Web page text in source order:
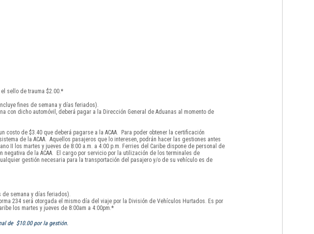
sello de trauma $2.00.*
fines de semana y días feriados).
con dicho automóvil, deberá pagar a la Dirección General de Aduanas al momento de
costo de $3.40 que deberá pagarse a la ACAA. Para poder obtener la certificación
de la ACAA. Aquellos pasajeros que lo interesen, podrán hacer las gestiones antes
II los martes y jueves de 8:00 a.m. a 4:00 p.m. Ferries del Caribe dispone de personal de
de la ACAA. El cargo por servicio por la utilización de los terminales de
gestión necesaria para la transportación del pasajero y/o de su vehículo es de
de semana y días feriados).
234 será otorgada el mismo día del viaje por la División de Vehículos Hurtados. Es por
los martes y jueves de 8:00am a 4:00pm.*
de $10.00 por la gestión.